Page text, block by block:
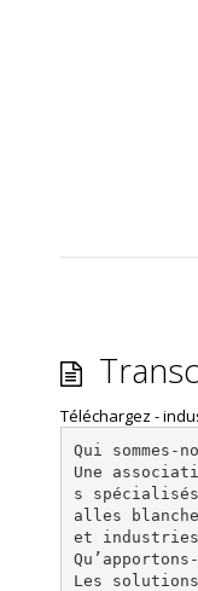
Téléchargez -
Qui sommes-
Une
s
alles
et
Les